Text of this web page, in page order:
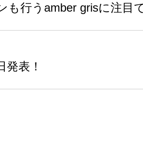
も行うamber grisに注目
発表！